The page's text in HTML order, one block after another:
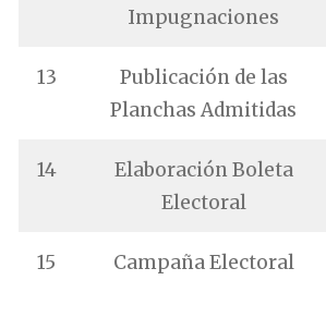
Impugnaciones
13
Publicación de las
Planchas Admitidas
14
Elaboración Boleta
Electoral
15 Campaña Electoral